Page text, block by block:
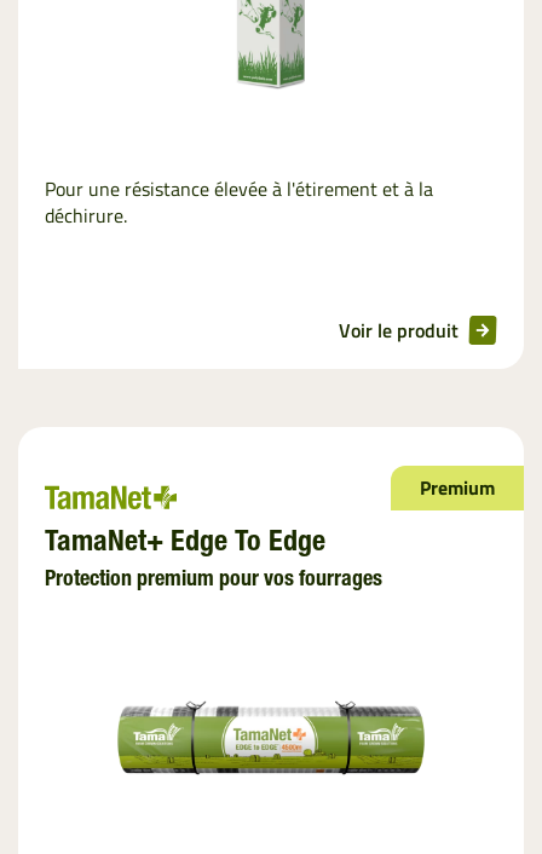
Pour une résistance élevée à l'étirement et à la
déchirure.
Voir le produit
Premium
TamaNet+ Edge To Edge
Protection premium pour vos fourrages